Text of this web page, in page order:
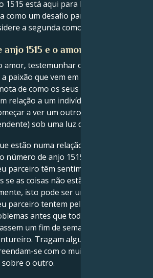
1515 está aqui para lhe dizer que
como um desafio para melhorar a
a segunda como apenas ruído.
1515 e o amor
amor, testemunhar o
paixão que vem em sua direção. Se é
de como os seus sentimentos se
relação a um indivíduo. Mal sabe
a ver um outro (talvez um
sob uma luz diferente.
estão numa relação de
número de anjo 1515 é o sinal de
parceiro têm sentimentos fortes um
as coisas não estão bem na sua
isto pode ser um apelo para
parceiro tentem pelo menos
antes que toda essa paixão
um fim de semana juntos e
Tragam alguma frescura à
se com o muito que ainda
sobre o outro.